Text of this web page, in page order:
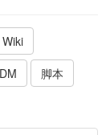
Wiki
脚本